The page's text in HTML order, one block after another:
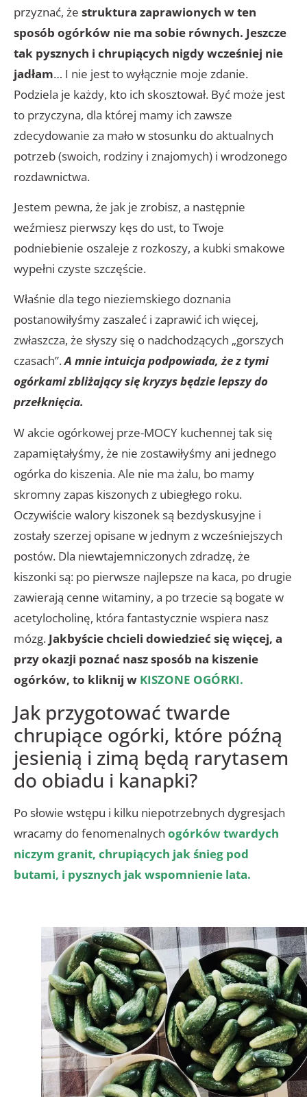
przyznać, że struktura zaprawionych w ten
sposób ogórków nie ma sobie równych. Jeszcze
tak pysznych i chrupiących nigdy wcześniej nie
jadłam… I nie jest to wyłącznie moje zdanie.
Podziela je każdy, kto ich skosztował. Być może jest
to przyczyna, dla której mamy ich zawsze
zdecydowanie za mało w stosunku do aktualnych
potrzeb (swoich, rodziny i znajomych) i wrodzonego
rozdawnictwa.
Jestem pewna, że jak je zrobisz, a następnie
weźmiesz pierwszy kęs do ust, to Twoje
podniebienie oszaleje z rozkoszy, a kubki smakowe
wypełni czyste szczęście.
Właśnie dla tego nieziemskiego doznania
postanowiłyśmy zaszaleć i zaprawić ich więcej,
zwłaszcza, że słyszy się o nadchodzących „gorszych
czasach”.A mnie intuicja podpowiada, że z tymi
ogórkami zbliżający się kryzys będzie lepszy do
przełknięcia.
W akcie ogórkowej prze-MOCY kuchennej tak się
zapamiętałyśmy, że nie zostawiłyśmy ani jednego
ogórka do kiszenia. Ale nie ma żalu, bo mamy
skromny zapas kiszonych z ubiegłego roku.
Oczywiście walory kiszonek są bezdyskusyjne i
zostały szerzej opisane w jednym z wcześniejszych
postów. Dla niewtajemniczonych zdradzę, że
kiszonki są: po pierwsze najlepsze na kaca, po drugie
zawierają cenne witaminy, a po trzecie są bogate w
acetylocholinę, która fantastycznie wspiera nasz
mózg. Jakbyście chcieli dowiedzieć się więcej, a
przy okazji poznać nasz sposób na kiszenie
ogórków, to kliknij w KISZONE OGÓRKI.
Jak przygotować twarde
chrupiące ogórki, które późną
jesienią i zimą będą rarytasem
do obiadu i kanapki?
Po słowie wstępu i kilku niepotrzebnych dygresjach
wracamy do fenomenalnych ogórków twardych
niczym granit, chrupiących jak śnieg pod
butami, i pysznych jak wspomnienie lata.